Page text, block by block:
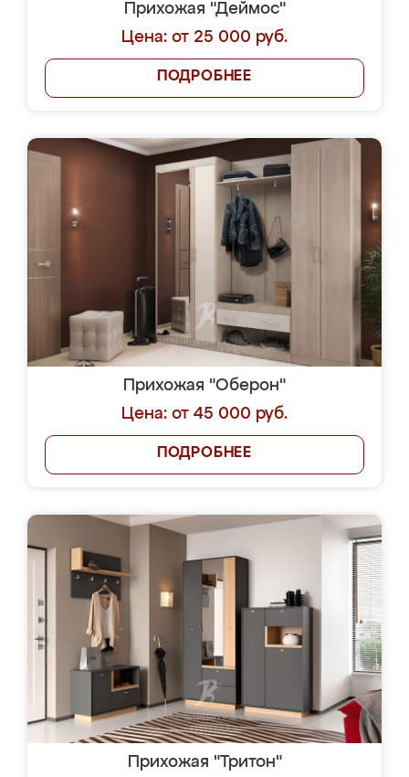
Прихожая "Деймос"
Цена: от 25 000 руб.
ПОДРОБНЕЕ
Прихожая "Оберон"
Цена: от 45 000 руб.
ПОДРОБНЕЕ
Прихожая "Тритон"